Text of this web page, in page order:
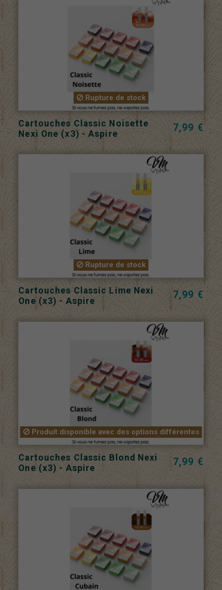
Rupture de stock
Cartouches Classic Noisette
Nexi One (x3) - Aspire
7,99 €
Rupture de stock
Cartouches Classic Lime Nexi
One (x3) - Aspire
7,99 €
Produit disponible avec des options différentes
Cartouches Classic Blond Nexi
One (x3) - Aspire
7,99 €